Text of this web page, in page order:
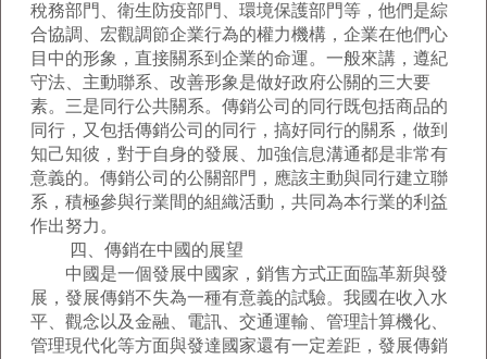
稅務部門、衛生防疫部門、環境保護部門等，他們是綜
合協調、宏觀調節企業行為的權力機構，企業在他們心
目中的形象，直接關系到企業的命運。一般來講，遵紀
守法、主動聯系、改善形象是做好政府公關的三大要
素。三是同行公共關系。傳銷公司的同行既包括商品的
同行，又包括傳銷公司的同行，搞好同行的關系，做到
知己知彼，對于自身的發展、加強信息溝通都是非常有
意義的。傳銷公司的公關部門，應該主動與同行建立聯
系，積極參與行業間的組織活動，共同為本行業的利益
作出努力。
四、傳銷在中國的展望
中國是一個發展中國家，銷售方式正面臨革新與發
展，發展傳銷不失為一種有意義的試驗。我國在收入水
平、觀念以及金融、電訊、交通運輸、管理計算機化、
管理現代化等方面與發達國家還有一定差距，發展傳銷